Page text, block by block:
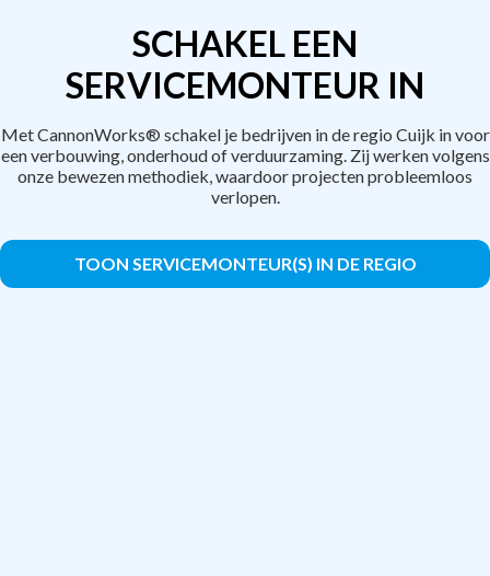
SCHAKEL EEN
SERVICEMONTEUR IN
Met CannonWorks® schakel je bedrijven in de regio Cuijk in voor
een verbouwing, onderhoud of verduurzaming. Zij werken volgens
onze bewezen methodiek, waardoor projecten probleemloos
verlopen.
TOON SERVICEMONTEUR(S) IN DE REGIO